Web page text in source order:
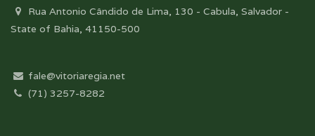
Rua Antonio Cândido de Lima, 130 - Cabula, Salvador -
State of Bahia, 41150-500
fale@vitoriaregia.net
(71) 3257-8282